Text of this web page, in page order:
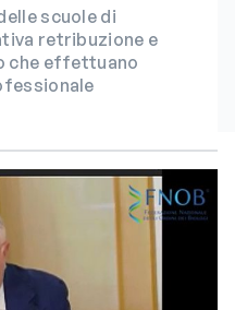
scuole di
retribuzione e
che effettuano